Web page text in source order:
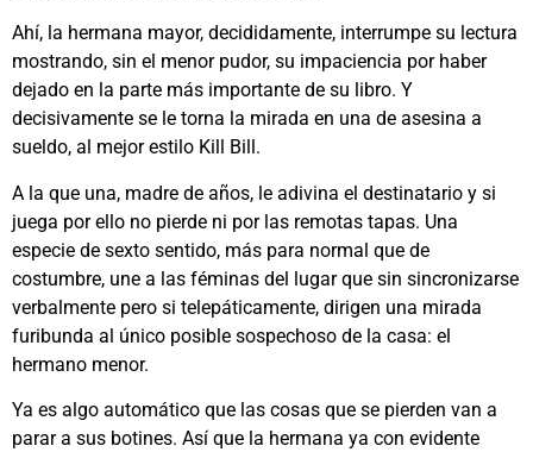
Ahí, la hermana mayor, decididamente, interrumpe su lectura
mostrando, sin el menor pudor, su impaciencia por haber
dejado en la parte más importante de su libro. Y
decisivamente se le torna la mirada en una de asesina a
sueldo, al mejor estilo Kill Bill.
A la que una, madre de años, le adivina el destinatario y si
juega por ello no pierde ni por las remotas tapas. Una
especie de sexto sentido, más para normal que de
costumbre, une a las féminas del lugar que sin sincronizarse
verbalmente pero si telepáticamente, dirigen una mirada
furibunda al único posible sospechoso de la casa: el
hermano menor.
Ya es algo automático que las cosas que se pierden van a
parar a sus botines. Así que la hermana ya con evidente